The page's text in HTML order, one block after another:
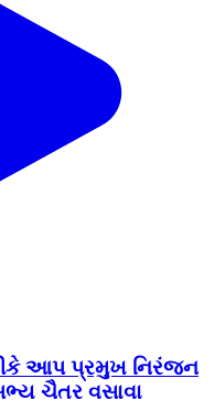
આપ પ્રમુખ નિરંજન